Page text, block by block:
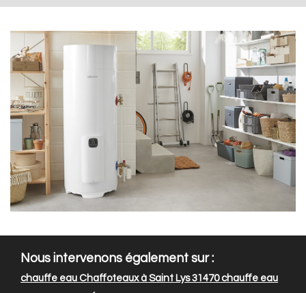
Nous intervenons également sur :
chauffe eau Chaffoteaux à Saint Lys 31470chauffe eau